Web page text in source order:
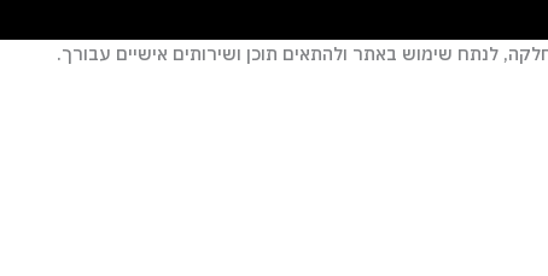
לנתח שימוש באתר ולהתאים תוכן ושירותים אישיים עבורך.